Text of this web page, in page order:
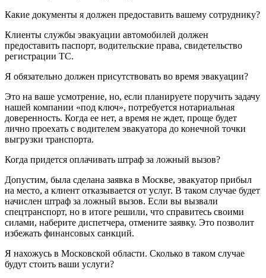
Какие документы я должен предоставить вашему сотруднику?
Клиенты службы эвакуации автомобилей должен
предоставить паспорт, водительские права, свидетельство
регистрации ТС.
Я обязательно должен присутствовать во время эвакуации?
Это на ваше усмотрение, но, если планируете поручить задачу
нашей компании «под ключ», потребуется нотариальная
доверенность. Когда ее нет, а время не ждет, проще будет
лично проехать с водителем эвакуатора до конечной точки
выгрузки транспорта.
Когда придется оплачивать штраф за ложный вызов?
Допустим, была сделана заявка в Москве, эвакуатор прибыл
на место, а клиент отказывается от услуг. В таком случае будет
начислен штраф за ложный вызов. Если вы вызвали
спецтранспорт, но в итоге решили, что справитесь своими
силами, наберите диспетчера, отмените заявку. Это позволит
избежать финансовых санкций.
Я нахожусь в Московской области. Сколько в таком случае
будут стоить ваши услуги?